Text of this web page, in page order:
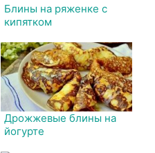
Блины на ряженке с
кипятком
Дрожжевые блины на
йогурте